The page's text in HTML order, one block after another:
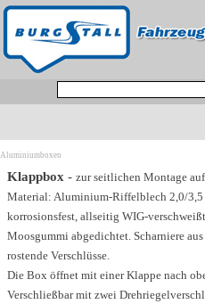
Direkt zum Seiteninhalt
Aluminiumboxen
Klappbox - zur seitlichen Montage
Material: Aluminium-Riffelblech 2,0/3,5
korrosionsfest, allseitig WIG-
Moosgummi abgedichtet. Scharniere
rostende Verschlüsse.
Die Box öffnet mit einer Klappe nach
Verschließbar mit zwei